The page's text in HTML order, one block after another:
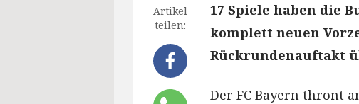
Artikel
teilen:
17 Spiele haben die
komplett neuen
Rückrundenauftakt
Der FC Bayern thront